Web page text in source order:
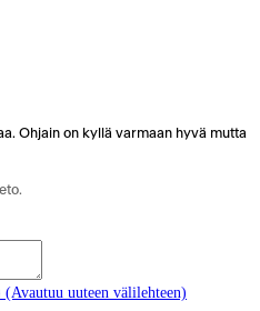
Ohjain on kyllä varmaan hyvä mutta
uuteen välilehteen)